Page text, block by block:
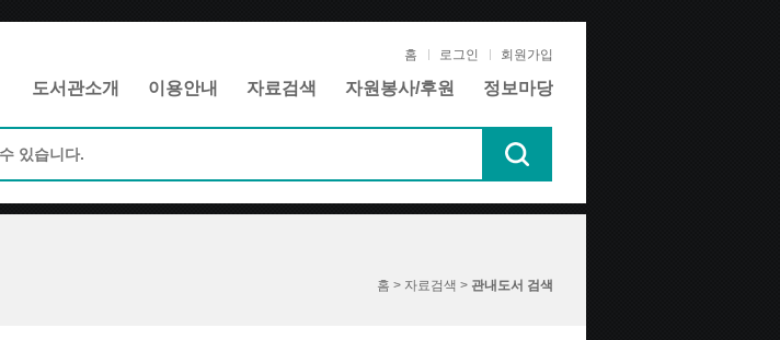
홈 로그인 회원가입
도서관소개 이용안내 자료검색 자원봉사/후원 정보마당
홈 > 자료검색 > 관내도서 검색